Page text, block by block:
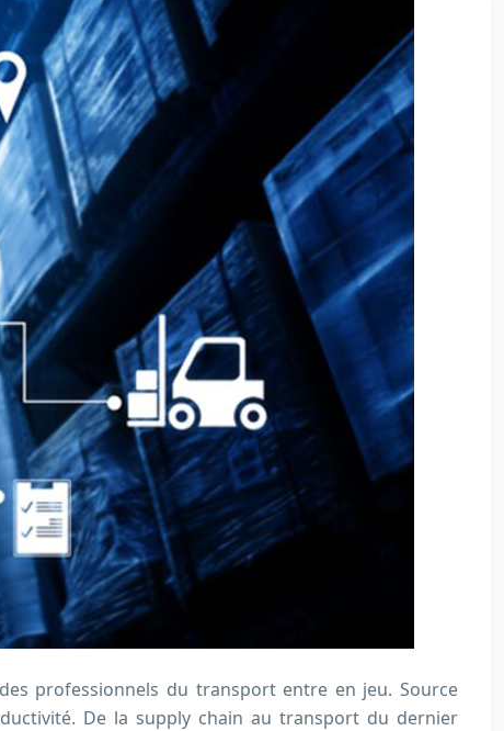
professionnels du transport entre en jeu. Source
De la supply chain au transport du dernier